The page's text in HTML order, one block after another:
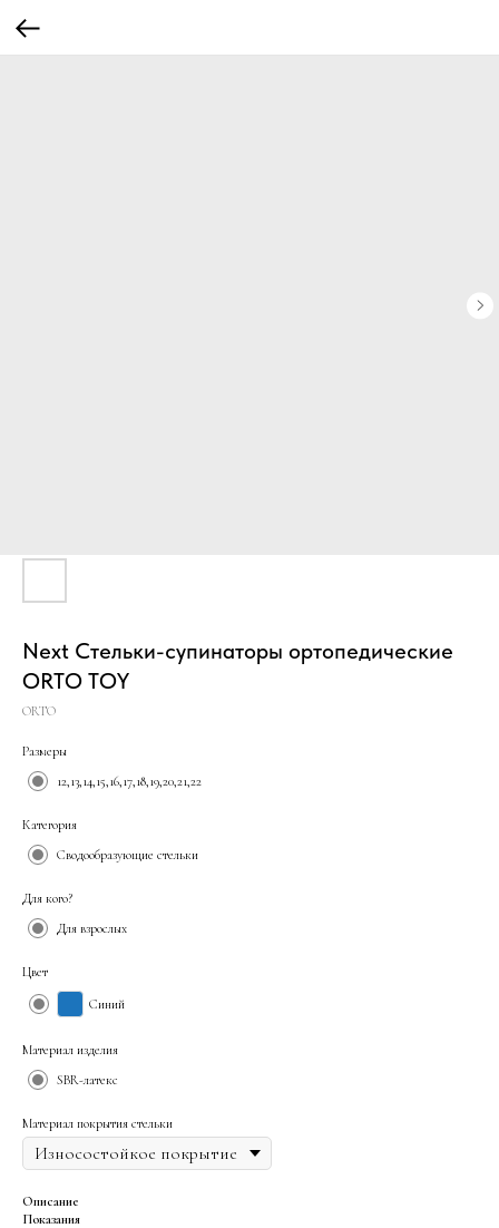
Next Стельки-супинаторы ортопедические
ORTO TOY
ORTO
Размеры
12,13,14,15,16,17,18,19,20,21,22
Категория
Сводообразующие стельки
Для кого?
Для взрослых
Цвет
Синий
Материал изделия
SBR-латекс
Материал покрытия стельки
Описание
Показания